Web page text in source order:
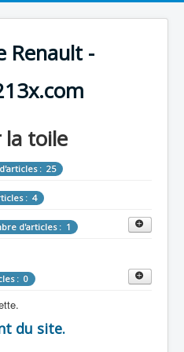
Renault -
la toile
: 25
: 4
d'articles : 1
Nombre d'articles : 9
sur l'estafette !
d'articles : 3
: 0
: 0
du site.